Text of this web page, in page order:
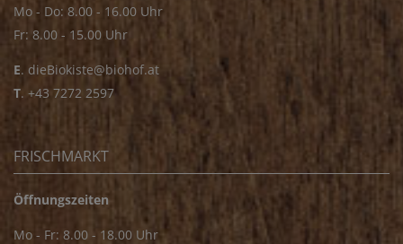
Mo - Do: 8.00 - 16.00 Uhr
Fr: 8.00 - 15.00 Uhr
E. dieBiokiste@biohof.at
T. +43 7272 2597
FRISCHMARKT
Öffnungszeiten
Mo - Fr: 8.00 - 18.00 Uhr